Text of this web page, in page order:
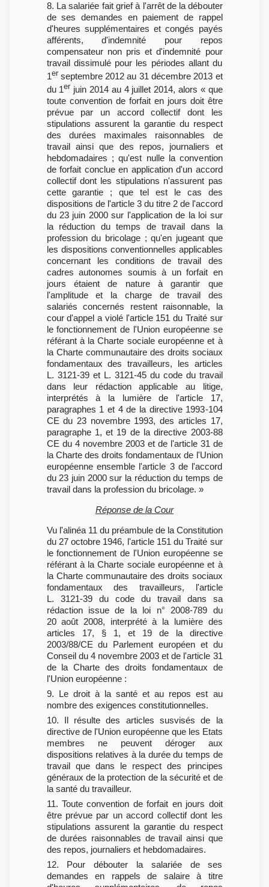
8. La salariée fait grief à l'arrêt de la débouter
de ses demandes en paiement de rappel
d'heures supplémentaires et congés payés
afférents, d'indemnité pour repos
compensateur non pris et d'indemnité pour
travail dissimulé pour les périodes allant du
1er septembre 2012 au 31 décembre 2013 et
du 1er juin 2014 au 4 juillet 2014, alors « que
toute convention de forfait en jours doit être
prévue par un accord collectif dont les
stipulations assurent la garantie du respect
des durées maximales raisonnables de
travail ainsi que des repos, journaliers et
hebdomadaires ; qu'est nulle la convention
de forfait conclue en application d'un accord
collectif dont les stipulations n'assurent pas
cette garantie ; que tel est le cas des
dispositions de l'article 3 du titre 2 de l'accord
du 23 juin 2000 sur l'application de la loi sur
la réduction du temps de travail dans la
profession du bricolage ; qu'en jugeant que
les dispositions conventionnelles applicables
concernant les conditions de travail des
cadres autonomes soumis à un forfait en
jours étaient de nature à garantir que
l'amplitude et la charge de travail des
salariés concernés restent raisonnable, la
cour d'appel a violé l'article 151 du Traité sur
le fonctionnement de l'Union européenne se
référant à la Charte sociale européenne et à
la Charte communautaire des droits sociaux
fondamentaux des travailleurs, les articles
L. 3121-39 et L. 3121-45 du code du travail
dans leur rédaction applicable au litige,
interprétés à la lumière de l'article 17,
paragraphes 1 et 4 de la directive 1993-104
CE du 23 novembre 1993, des articles 17,
paragraphe 1, et 19 de la directive 2003-88
CE du 4 novembre 2003 et de l'article 31 de
la Charte des droits fondamentaux de l'Union
européenne ensemble l'article 3 de l'accord
du 23 juin 2000 sur la réduction du temps de
travail dans la profession du bricolage. »
Réponse de la Cour
Vu l'alinéa 11 du préambule de la Constitution
du 27 octobre 1946, l'article 151 du Traité sur
le fonctionnement de l'Union européenne se
référant à la Charte sociale européenne et à
la Charte communautaire des droits sociaux
fondamentaux des travailleurs, l'article
L. 3121-39 du code du travail dans sa
rédaction issue de la loi n° 2008-789 du
20 août 2008, interprété à la lumière des
articles 17, § 1, et 19 de la directive
2003/88/CE du Parlement européen et du
Conseil du 4 novembre 2003 et de l'article 31
de la Charte des droits fondamentaux de
l'Union européenne :
9. Le droit à la santé et au repos est au
nombre des exigences constitutionnelles.
10. Il résulte des articles susvisés de la
directive de l'Union européenne que les Etats
membres ne peuvent déroger aux
dispositions relatives à la durée du temps de
travail que dans le respect des principes
généraux de la protection de la sécurité et de
la santé du travailleur.
11. Toute convention de forfait en jours doit
être prévue par un accord collectif dont les
stipulations assurent la garantie du respect
de durées raisonnables de travail ainsi que
des repos, journaliers et hebdomadaires.
12. Pour débouter la salariée de ses
demandes en rappels de salaire à titre